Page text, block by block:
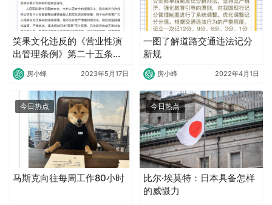
笑果文化违反的《营业性演
出管理条例》第二十五条、
第二十六条、第四十六条规
定
房小蜂 2023年5月17日
一图了解道路交通违法记分
新规
房小蜂 2022年4月1日
今日热点
马斯克向往每周工作80小时
今日热点
比尔·埃莫特：日本具备怎样
的威慑力